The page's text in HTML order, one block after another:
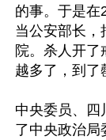
的事。于是在
当公安部长，
院。杀人开了
越多了，到了
中央委员、四
了中央政治局